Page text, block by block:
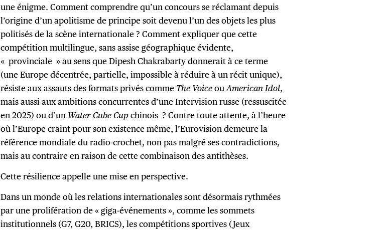
une énigme. Comment comprendre qu’un concours se réclamant depuis
l’origine d’un apolitisme de principe soit devenu l’un des objets les plus
politisés de la scène internationale ? Comment expliquer que cette
compétition multilingue, sans assise géographique évidente,
« provinciale » au sens que Dipesh Chakrabarty donnerait à ce terme
(une Europe décentrée, partielle, impossible à réduire à un récit unique),
résiste aux assauts des formats privés comme The VoiceouAmerican Idol,
mais aussi aux ambitions concurrentes d’une Intervision russe (ressuscitée
en 2025) ou d’un Water Cube Cupchinois ? Contre toute attente, à l’heure
où l’Europe craint pour son existence même, l’Eurovision demeure la
référence mondiale du radio-crochet, non pas malgré ses contradictions,
mais au contraire en raison de cette combinaison des antithèses.
Cette résilience appelle une mise en perspective.
Dans un monde où les relations internationales sont désormais rythmées
par une prolifération de « giga-événements », comme les sommets
institutionnels (G7, G20, BRICS), les compétitions sportives (Jeux